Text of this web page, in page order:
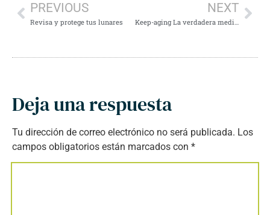
PREVIOUS
Revisa y protege tus lunares
NEXT
Keep-aging La verdadera medicina estética
Deja una respuesta
Tu dirección de correo electrónico no será publicada. Los
campos obligatorios están marcados con *